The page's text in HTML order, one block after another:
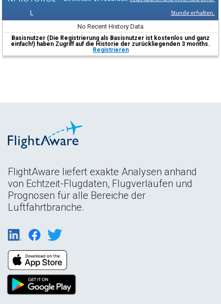
L
Stunde erhalten.
No Recent History Data
Basisnutzer (Die Registrierung als Basisnutzer ist kostenlos und ganz
einfach!) haben Zugriff auf die Historie der zurückliegenden 3 months.
Registrieren
FlightAware liefert exakte Analysen anhand
von Echtzeit-Flugdaten, Flugverläufen und
Prognosen für alle Bereiche der
Luftfahrtbranche.